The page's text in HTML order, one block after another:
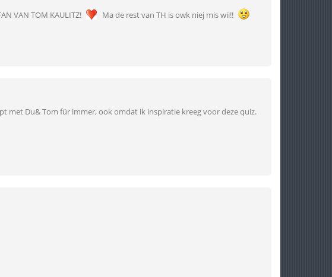
VAN TOM KAULITZ!
Ma de rest van TH is owk niej mis wii!!
met Du& Tom für immer, ook omdat ik inspiratie kreeg voor deze quiz.